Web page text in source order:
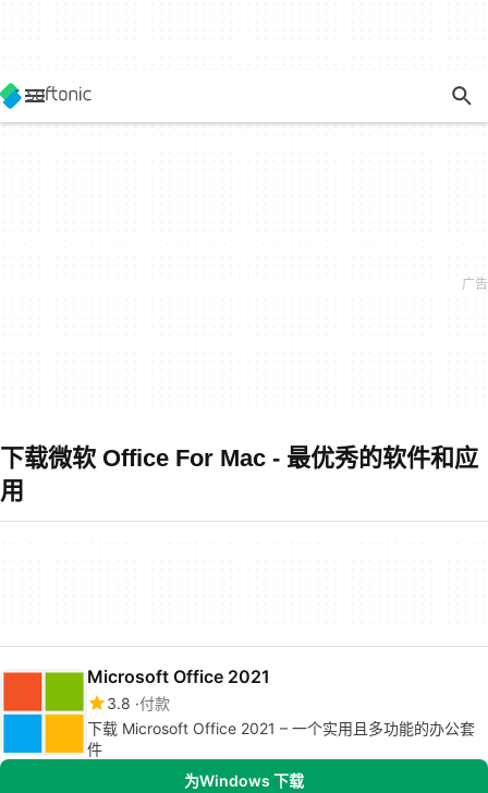
下载微软 Office For Mac - 最优秀的软件和应
用
Microsoft Office 2021
3.8 付款
下载 Microsoft Office 2021 – 一个实用且多功能的办公套
件
为Windows 下载